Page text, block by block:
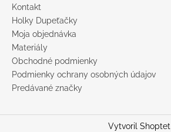
Kontakt
Holky Dupeťačky
Moja objednávka
Materiály
Obchodné podmienky
Podmienky ochrany osobných údajov
Predávané značky
Vytvoril Shoptet